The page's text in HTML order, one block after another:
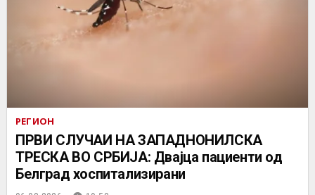
РЕГИОН
ПРВИ СЛУЧАИ НА ЗАПАДНОНИЛСКА
ТРЕСКА ВО СРБИЈА: Двајца пациенти од
Белград хоспитализирани